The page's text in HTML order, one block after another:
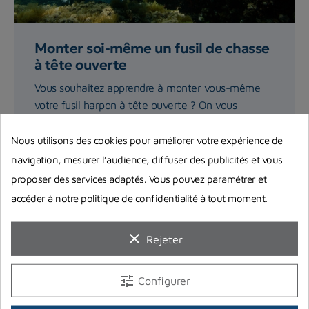
Monter soi-même un fusil de chasse
à tête ouverte
Vous souhaitez apprendre à monter vous-même
votre fusil harpon à tête ouverte ? On vous
Lire la suite
Nous utilisons des cookies pour améliorer votre expérience de
navigation, mesurer l’audience, diffuser des publicités et vous
proposer des services adaptés. Vous pouvez paramétrer et
accéder à notre politique de confidentialité à tout moment.
clear Rejeter
tune Configurer